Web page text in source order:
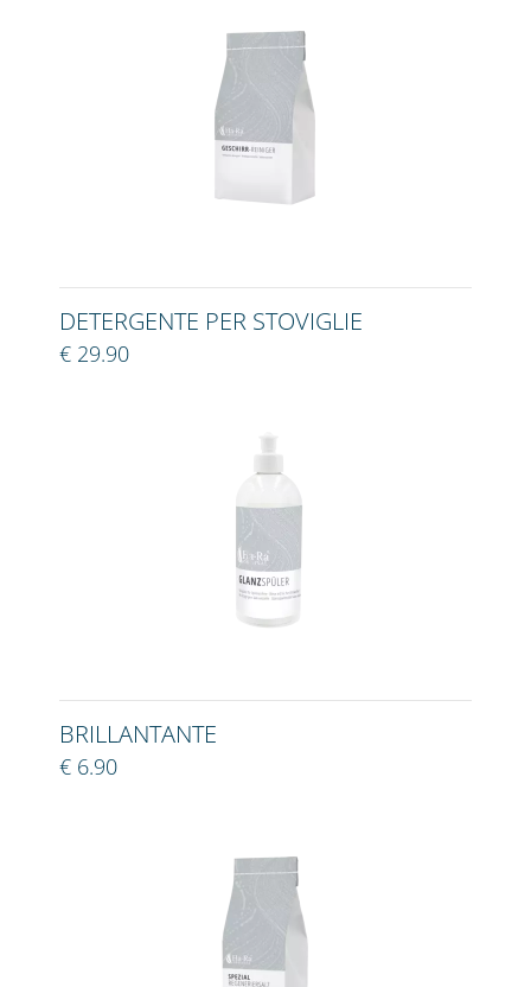
DETERGENTE PER STOVIGLIE
€ 29.90
BRILLANTANTE
€ 6.90